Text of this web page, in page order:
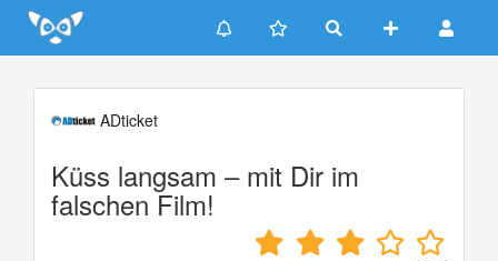
Update cookies preferences
ADticket
Küss langsam – mit Dir im
falschen Film!